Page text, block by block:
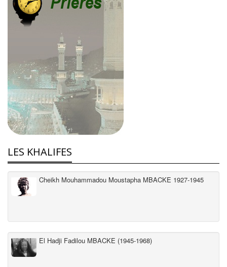
LES KHALIFES
Cheikh Mouhammadou Moustapha MBACKE 1927-1945
El Hadji Fadilou MBACKE (1945-1968)